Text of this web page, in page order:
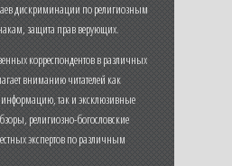
дискриминации по религиозным
защита прав верующих.
корреспондентов в различных
вниманию читателей как
так и эксклюзивные
религиозно-богословские
экспертов по различным